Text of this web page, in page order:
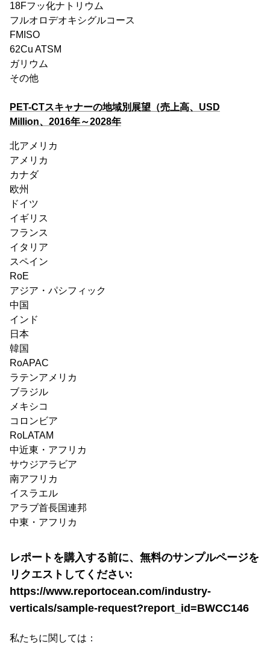
18Fフッ化ナトリウム
フルオロデオキシグルコース
FMISO
62Cu ATSM
ガリウム
その他
PET-CTスキャナーの地域別展望（売上高、USD
Million、2016年～2028年
北アメリカ
アメリカ
カナダ
欧州
ドイツ
イギリス
フランス
イタリア
スペイン
RoE
アジア・パシフィック
中国
インド
日本
韓国
RoAPAC
ラテンアメリカ
ブラジル
メキシコ
コロンビア
RoLATAM
中近東・アフリカ
サウジアラビア
南アフリカ
イスラエル
アラブ首長国連邦
中東・アフリカ
レポートを購入する前に、無料のサンプルページを
リクエストしてください:
https://www.reportocean.com/industry-
verticals/sample-request?report_id=BWCC146
私たちに関しては：